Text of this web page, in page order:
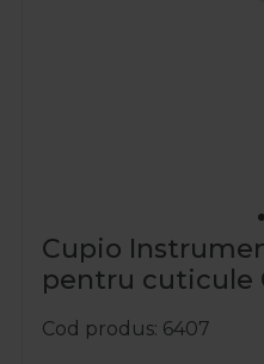
Cupio
pentru cuticule
Cod produs 6407